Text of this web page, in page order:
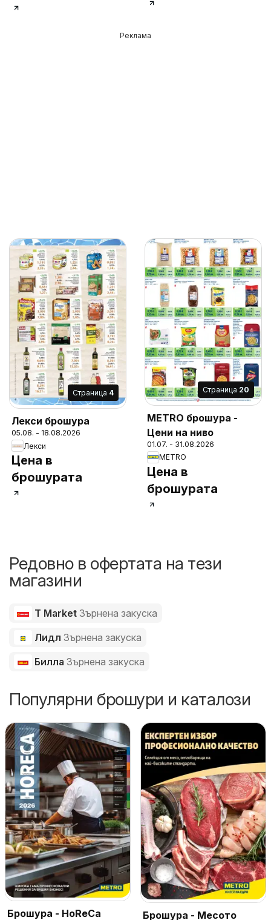
Реклама
Cтраница 4
Лекси брошура
05.08. - 18.08.2026
Лекси
Цена в
брошурата
Cтраница 20
METRO брошура -
Цени на ниво
01.07. - 31.08.2026
METRO
Цена в
брошурата
Редовно в офертата на тези
магазини
T Market Зърнена закуска
Лидл Зърнена закуска
Билла Зърнена закуска
Популярни брошури и каталози
Брошура - HoReCa Брошура - Месото